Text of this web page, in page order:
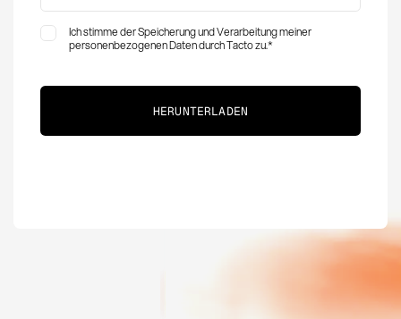
Ich stimme der Speicherung und Verarbeitung meiner
personenbezogenen Daten durch Tacto zu.*